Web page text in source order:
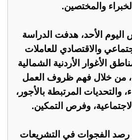
والمختصين.
الأحد، هدفت الدراسة
والاقتصادي للعاملات
الأغوار الأردنية الشمالية
من خلال فهم ظروف العمل
والتحديات المرتبطة بالأجور،
وفرص التمكين.
الفجوات في التشريعات